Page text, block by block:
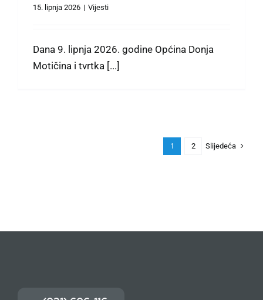
15. lipnja 2026 | Vijesti
Dana 9. lipnja 2026. godine Općina Donja
Motičina i tvrtka [...]
1 2 Slijedeća